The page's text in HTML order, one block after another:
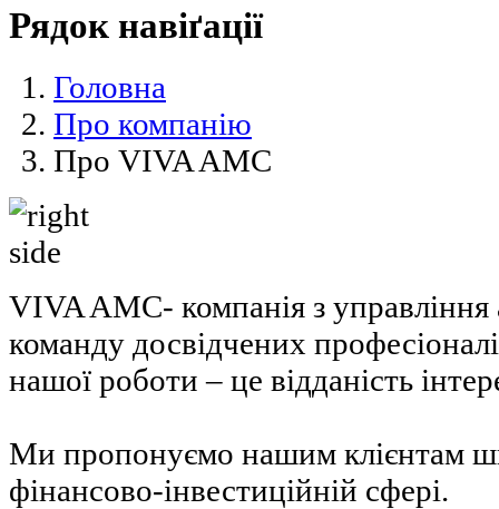
Корисна інформація
Новини
Рядок навіґації
Головна
Про компанію
Про VIVA AMC
VIVA AMC- компанія з
команду досвідчених
нашої роботи – це відданість
Ми пропонуємо нашим клієнтам
фінансово-інвестиційній сфері.